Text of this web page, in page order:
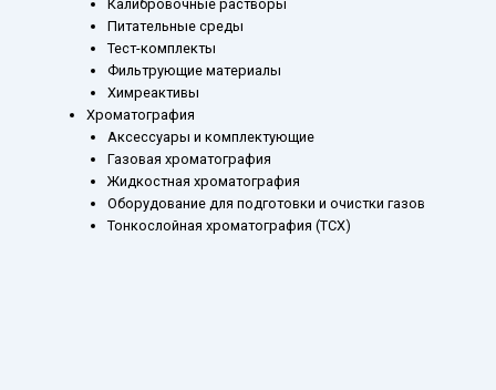
Калибровочные растворы
Питательные среды
Тест-комплекты
Фильтрующие материалы
Химреактивы
Хроматография
Аксессуары и комплектующие
Газовая хроматография
Жидкостная хроматография
Оборудование для подготовки и очистки газов
Тонкослойная хроматография (ТСХ)